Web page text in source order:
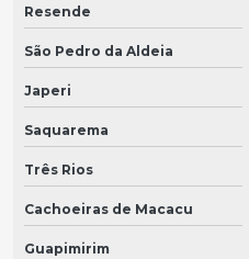
Resende
São Pedro da Aldeia
Japeri
Saquarema
Três Rios
Cachoeiras de Macacu
Guapimirim